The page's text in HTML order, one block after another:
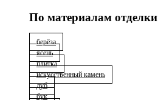
По материалам отделки
берёза
ясень
плитка
искусственный камень
дуб
бук